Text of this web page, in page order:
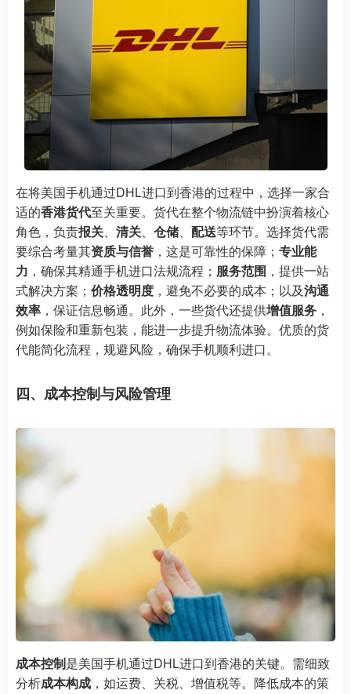
在将美国手机通过DHL进口到香港的过程中，选择一家合
适的香港货代至关重要。货代在整个物流链中扮演着核心
角色，负责报关、 清关、 仓储、 配送等环节。选择货代需
要综合考量其资质与信誉 ，这是可靠性的保障； 专业能
力 ，确保其精通手机进口法规流程； 服务范围 ，提供一站
式解决方案； 价格透明度 ，避免不必要的成本；以及沟通
效率 ，保证信息畅通。此外，一些货代还提供增值服务 ，
例如保险和重新包装，能进一步提升物流体验。优质的货
代能简化流程，规避风险，确保手机顺利进口。
四、成本控制与风险管理
成本控制是美国手机通过DHL进口到香港的关键。需细致
分析成本构成 ，如运费、关税、增值税等。降低成本的策